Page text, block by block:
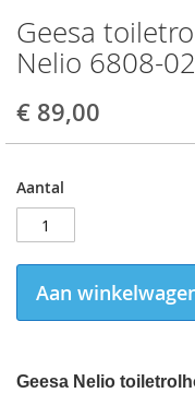
Geesa
Nelio 6808-02
€ 89,00
Aantal
Aan
Geesa Nelio
Skip
to
the
of
gallery